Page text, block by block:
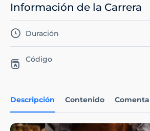
Descripción Contenido
Información de la Carrera
Duración
Código